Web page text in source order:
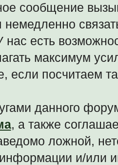
сообщение
немедленно
есть
максимум
если посчитаем
данного
, а также
ложной,
и/или